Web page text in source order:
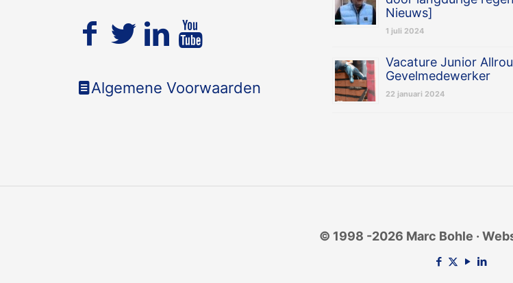
Algemene Voorwaarden
Nieuws]
1 juli 2024
Vacature Junior
Gevelmedewerker
22 januari 2024
© 1998 -2026 Marc Bohle ·